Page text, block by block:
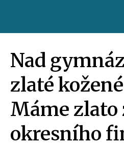
Nad
zlaté
Máme zlato
okresního